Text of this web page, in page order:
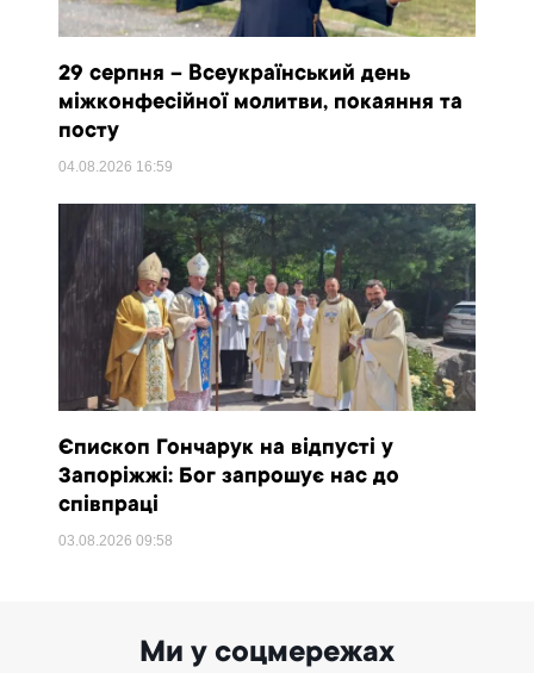
29 серпня – Всеукраїнський день
міжконфесійної молитви, покаяння та
посту
04.08.2026 16:59
Єпископ Гончарук на відпусті у
Запоріжжі: Бог запрошує нас до
співпраці
03.08.202609:58
Ми у соцмережах